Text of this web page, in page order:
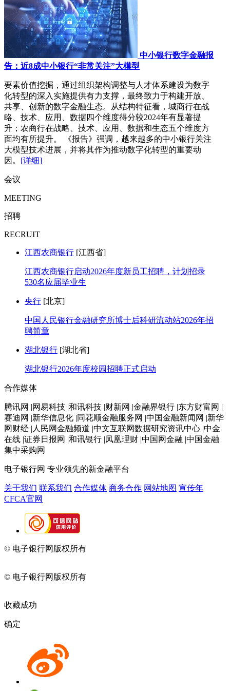
中小银行数字金融报
告：近8成中小银行“非常关注”大模型
要素价值挖掘，通过组织架构调整与人才体系建设为数字
化转型的深入实施提供有力支撑，最终致力于构建开放、
共享、创新的数字金融生态。从结构特征看，城商行在战
略、技术、应用、数据四个维度得分较2024年有显著提
升；农商行在战略、技术、应用、数据和生态五个维度方
面均有所提升。 《报告》强调，越来越多的中小银行关注
大模型技术进展，并将其作为推动数字化转型的重要动
因。 [详细]
会议
MEETING
招聘
RECRUIT
江西农商银行 [江西省]
江西农商银行启动2026年度新员工招聘，计划招录
530名应届毕业生
央行 [北京]
中国人民银行金融研究所博士后科研流动站2026年招
聘简章
湖北银行 [湖北省]
湖北银行2026年度校园招聘正式启动
合作媒体
腾讯网 |网易科技 |和讯科技 |财新网 |金融界银行 |东方财富网 |
赛迪网 |新华信息化 |同花顺金融服务网 |中国金融新闻网 |新华
网财经 |人民网金融频道 |中文互联网数据研究资讯中心 |中金
在线 |证券日报网 |和讯银行 |凤凰理财 |中国网金融 |中国金融
集中采购网
电子银行网 专业领先的新金融平台
关于我们 联系我们 合作媒体 商务合作 网站地图 宣传年
CFCA官网
© 电子银行网版权所有
© 电子银行网版权所有
收藏成功
确定